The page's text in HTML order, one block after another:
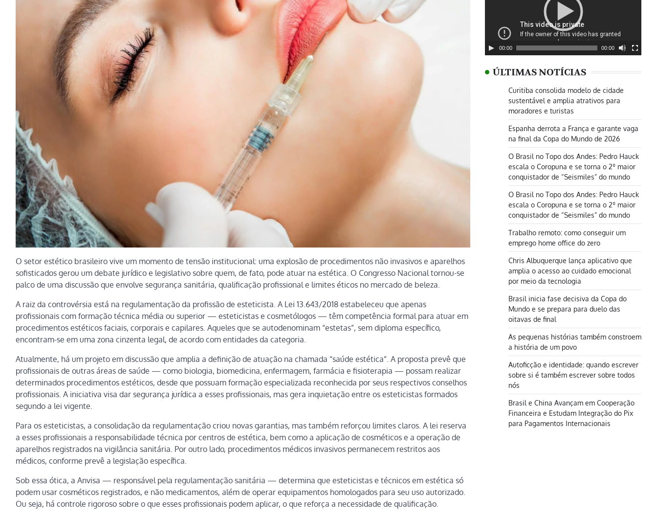
O setor estético brasileiro vive um momento de tensão institucional: uma explosão de procedimentos não invasivos e aparelhos
sofisticados gerou um debate jurídico e legislativo sobre quem, de fato, pode atuar na estética. O Congresso Nacional tornou-se
palco de uma discussão que envolve segurança sanitária, qualificação profissional e limites éticos no mercado de beleza.
A raiz da controvérsia está na regulamentação da profissão de esteticista. A Lei 13.643/2018 estabeleceu que apenas
profissionais com formação técnica média ou superior — esteticistas e cosmetólogos — têm competência formal para atuar em
procedimentos estéticos faciais, corporais e capilares. Aqueles que se autodenominam “estetas”, sem diploma específico,
encontram-se em uma zona cinzenta legal, de acordo com entidades da categoria.
Atualmente, há um projeto em discussão que amplia a definição de atuação na chamada “saúde estética”. A proposta prevê que
profissionais de outras áreas de saúde — como biologia, biomedicina, enfermagem, farmácia e fisioterapia — possam realizar
determinados procedimentos estéticos, desde que possuam formação especializada reconhecida por seus respectivos conselhos
profissionais. A iniciativa visa dar segurança jurídica a esses profissionais, mas gera inquietação entre os esteticistas formados
segundo a lei vigente.
Para os esteticistas, a consolidação da regulamentação criou novas garantias, mas também reforçou limites claros. A lei reserva
a esses profissionais a responsabilidade técnica por centros de estética, bem como a aplicação de cosméticos e a operação de
aparelhos registrados na vigilância sanitária. Por outro lado, procedimentos médicos invasivos permanecem restritos aos
médicos, conforme prevê a legislação específica.
Sob essa ótica, a Anvisa — responsável pela regulamentação sanitária — determina que esteticistas e técnicos em estética só
podem usar cosméticos registrados, e não medicamentos, além de operar equipamentos homologados para seu uso autorizado.
Ou seja, há controle rigoroso sobre o que esses profissionais podem aplicar, o que reforça a necessidade de qualificação.
00:00 00:00
ÚLTIMAS NOTÍCIAS
Curitiba consolida modelo de cidade
sustentável e amplia atrativos para
moradores e turistas
Espanha derrota a França e garante vaga
na final da Copa do Mundo de 2026
O Brasil no Topo dos Andes: Pedro Hauck
escala o Coropuna e se torna o 2º maior
conquistador de “Seismiles” do mundo
O Brasil no Topo dos Andes: Pedro Hauck
escala o Coropuna e se torna o 2º maior
conquistador de “Seismiles” do mundo
Trabalho remoto: como conseguir um
emprego home office do zero
Chris Albuquerque lança aplicativo que
amplia o acesso ao cuidado emocional
por meio da tecnologia
Brasil inicia fase decisiva da Copa do
Mundo e se prepara para duelo das
oitavas de final
As pequenas histórias também constroem
a história de um povo
Autoficção e identidade: quando escrever
sobre si é também escrever sobre todos
nós
Brasil e China Avançam em Cooperação
Financeira e Estudam Integração do Pix
para Pagamentos Internacionais